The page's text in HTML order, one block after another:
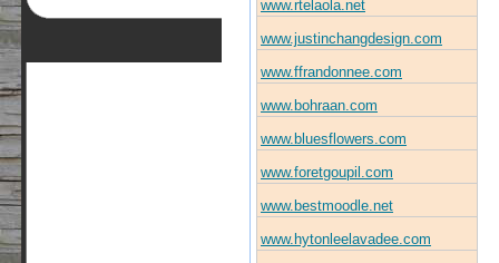
www.rtelaola.net
www.justinchangdesign.com
www.ffrandonnee.com
www.bohraan.com
www.bluesflowers.com
www.foretgoupil.com
www.bestmoodle.net
www.hytonleelavadee.com